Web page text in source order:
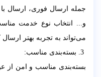
جمله ارسال فوری، ارسال با
و... انتخاب نوع خدمت
می‌تواند به تجربه بهتر
بسته‌بندی مناسب و امن از